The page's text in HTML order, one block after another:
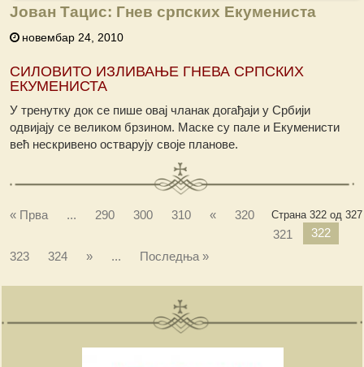
Јован Тацис: Гнев српских Екумениста
новембар 24, 2010
СИЛОВИТО ИЗЛИВАЊЕ ГНЕВА СРПСКИХ
ЕКУМЕНИСТА
У тренутку док се пише овај чланак догађаји у Србији
одвијају се великом брзином. Маске су пале и Екуменисти
већ нескривено остварују своје планове.
Страна 322 од 327
« Прва ... 290 300 310 «
320
321
322
323
324 » ... Последња »